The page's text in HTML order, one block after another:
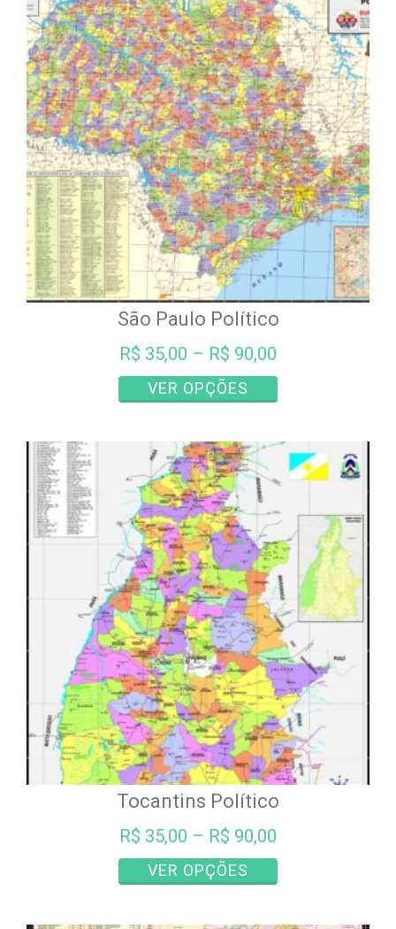
São Paulo Político
R$ 35,00 – R$ 90,00
VER OPÇÕES
produto
várias
variantes.
As
opções
podem
ser
escolhidas
na
página
do
produto
Tocantins Político
R$ 35,00 – R$ 90,00
VER OPÇÕES
produto